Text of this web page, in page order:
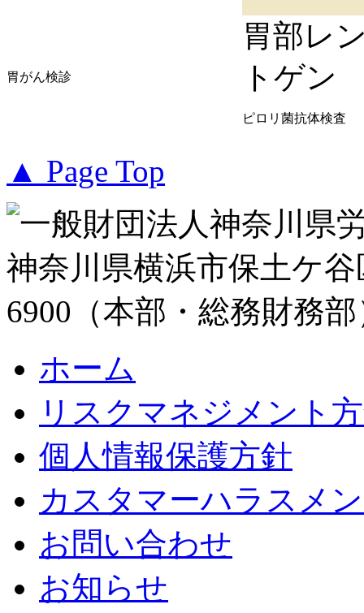
胃がん検診
胃部レ
トゲン
ピロリ菌抗体検査
▲ Page Top
ホーム
リスクマネジメント
個人情報保護方針
カスタマーハラスメ
お問い合わせ
お知らせ